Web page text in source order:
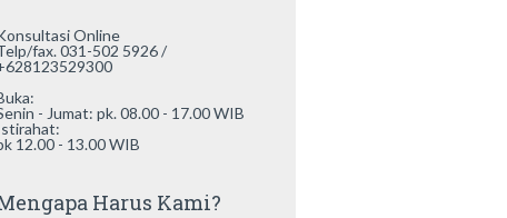
Online
fax. 031-502 5926 /
- Jumat: pk. 08.00 - 17.00 WIB
12.00 - 13.00 WIB
Harus Kami?